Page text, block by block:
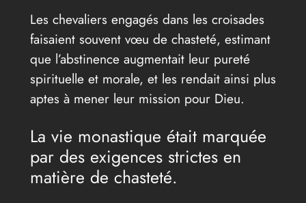
Les chevaliers engagés dans les croisades
faisaient souvent vœu de chasteté, estimant
que l’abstinence augmentait leur pureté
spirituelle et morale, et les rendait ainsi plus
aptes à mener leur mission pour Dieu.
La vie monastique était marquée
par des exigences strictes en
matière de chasteté.